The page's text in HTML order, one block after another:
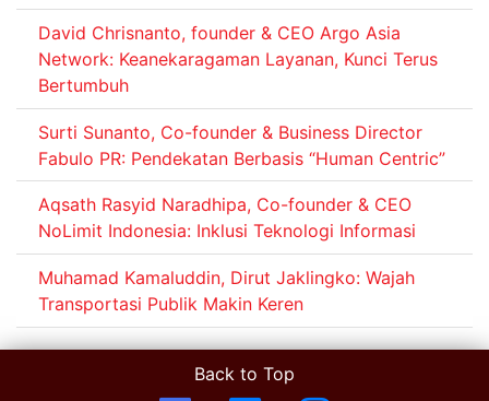
David Chrisnanto, founder & CEO Argo Asia
Network: Keanekaragaman Layanan, Kunci Terus
Bertumbuh
Surti Sunanto, Co-founder & Business Director
Fabulo PR: Pendekatan Berbasis “Human Centric”
Aqsath Rasyid Naradhipa, Co-founder & CEO
NoLimit Indonesia: Inklusi Teknologi Informasi
Muhamad Kamaluddin, Dirut Jaklingko: Wajah
Transportasi Publik Makin Keren
Back to Top